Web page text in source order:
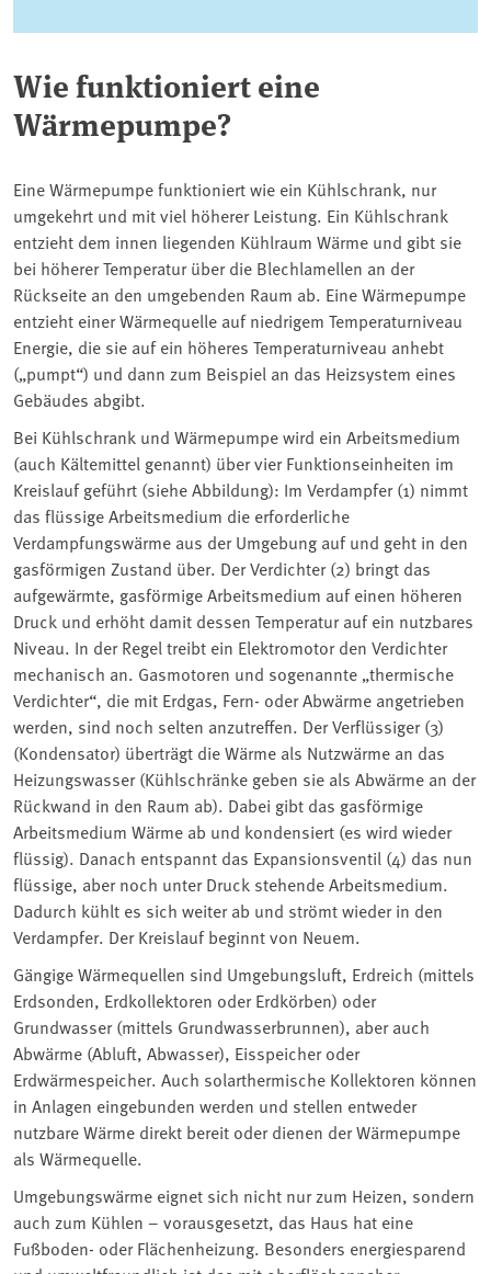
Wie funktioniert eine
Wärmepumpe?
Eine Wärmepumpe funktioniert wie ein Kühlschrank, nur
umgekehrt und mit viel höherer Leistung. Ein Kühlschrank
entzieht dem innen liegenden Kühlraum Wärme und gibt sie
bei höherer Temperatur über die Blechlamellen an der
Rückseite an den umgebenden Raum ab. Eine Wärmepumpe
entzieht einer Wärmequelle auf niedrigem Temperaturniveau
Energie, die sie auf ein höheres Temperaturniveau anhebt
(„pumpt“) und dann zum Beispiel an das Heizsystem eines
Gebäudes abgibt.
Bei Kühlschrank und Wärmepumpe wird ein Arbeitsmedium
(auch Kältemittel genannt) über vier Funktionseinheiten im
Kreislauf geführt (siehe Abbildung): Im Verdampfer (1) nimmt
das flüssige Arbeitsmedium die erforderliche
Verdampfungswärme aus der Umgebung auf und geht in den
gasförmigen Zustand über. Der Verdichter (2) bringt das
aufgewärmte, gasförmige Arbeitsmedium auf einen höheren
Druck und erhöht damit dessen Temperatur auf ein nutzbares
Niveau. In der Regel treibt ein Elektromotor den Verdichter
mechanisch an. Gasmotoren und sogenannte „thermische
Verdichter“, die mit Erdgas, Fern- oder Abwärme angetrieben
werden, sind noch selten anzutreffen. Der Verflüssiger (3)
(Kondensator) überträgt die Wärme als Nutzwärme an das
Heizungswasser (Kühlschränke geben sie als Abwärme an der
Rückwand in den Raum ab). Dabei gibt das gasförmige
Arbeitsmedium Wärme ab und kondensiert (es wird wieder
flüssig). Danach entspannt das Expansionsventil (4) das nun
flüssige, aber noch unter Druck stehende Arbeitsmedium.
Dadurch kühlt es sich weiter ab und strömt wieder in den
Verdampfer. Der Kreislauf beginnt von Neuem.
Gängige Wärmequellen sind Umgebungsluft, Erdreich (mittels
Erdsonden, Erdkollektoren oder Erdkörben) oder
Grundwasser (mittels Grundwasserbrunnen), aber auch
Abwärme (Abluft, Abwasser), Eisspeicher oder
Erdwärmespeicher. Auch solarthermische Kollektoren können
in Anlagen eingebunden werden und stellen entweder
nutzbare Wärme direkt bereit oder dienen der Wärmepumpe
als Wärmequelle.
Umgebungswärme eignet sich nicht nur zum Heizen, sondern
auch zum Kühlen – vorausgesetzt, das Haus hat eine
Fußboden- oder Flächenheizung. Besonders energiesparend